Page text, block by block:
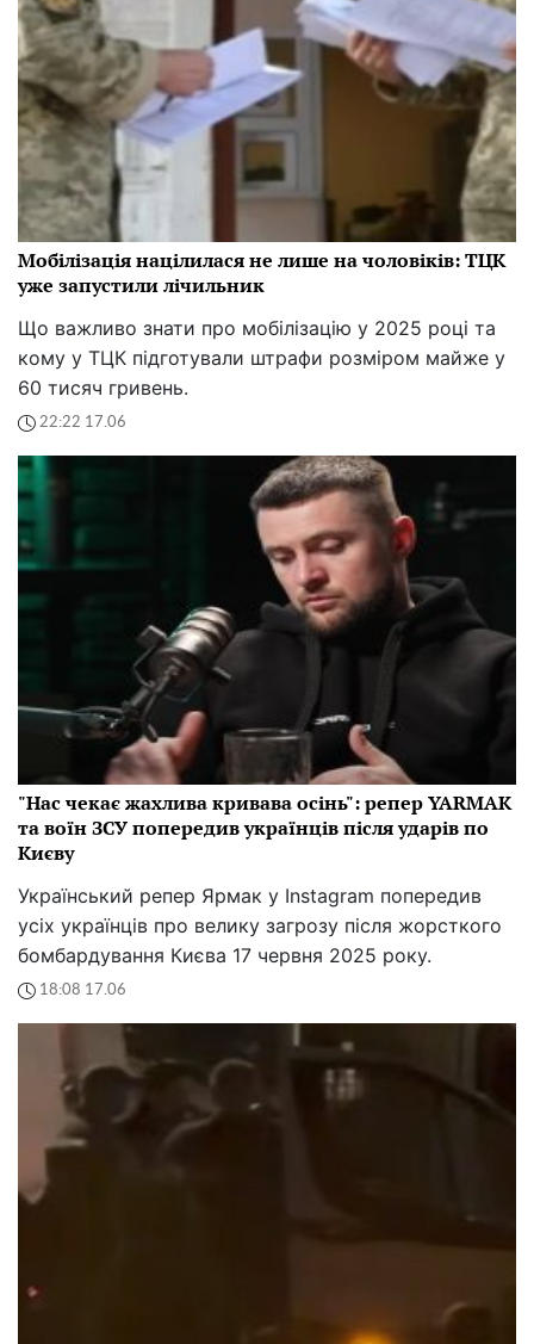
Мобілізація націлилася не лише на чоловіків: ТЦК
уже запустили лічильник
Що важливо знати про мобілізацію у 2025 році та
кому у ТЦК підготували штрафи розміром майже у
60 тисяч гривень.
22:22 17.06
"Нас чекає жахлива кривава осінь": репер YARMAK
та воїн ЗСУ попередив українців після ударів по
Києву
Український репер Ярмак у Instagram попередив
усіх українців про велику загрозу після жорсткого
бомбардування Києва 17 червня 2025 року.
18:08 17.06